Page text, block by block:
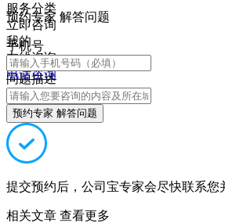
服务分类
立即咨询
我的
在线咨询
电话咨询
预约专家 解答问题
手机号
问题描述
预约专家 解答问题
提交预约后，公司宝专家会尽快联系您
相关文章 查看更多